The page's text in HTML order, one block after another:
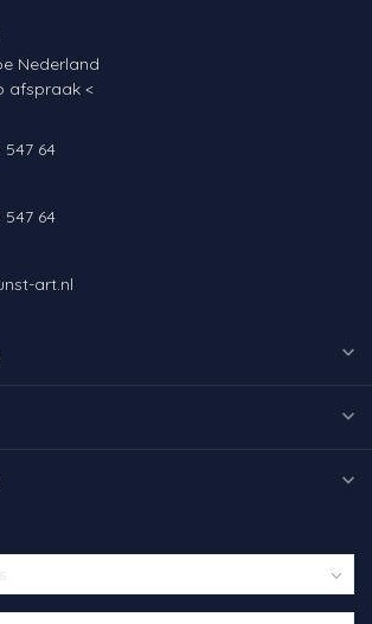
Nederland
afspraak <
547 64
547 64
art.nl